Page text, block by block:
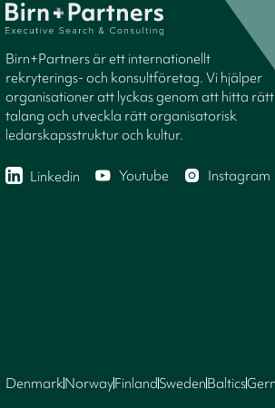
Birn+Partners är ett internationellt
rekryterings- och konsultföretag. Vi hjälper
organisationer att lyckas genom att hitta rätt
talang och utveckla rätt organisatorisk
ledarskapsstruktur och kultur.
Linkedin Youtube Instagram
DenmarkNorwayFinlandSwedenBaltics